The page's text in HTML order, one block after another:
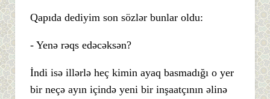
Qapıda dediyim son sözlər bunlar oldu:
- Yenə rəqs edəcəksən?
İndi isə illərlə heç kimin ayaq basmadığı o yer
bir neçə ayın içində yeni bir inşaatçının əlinə